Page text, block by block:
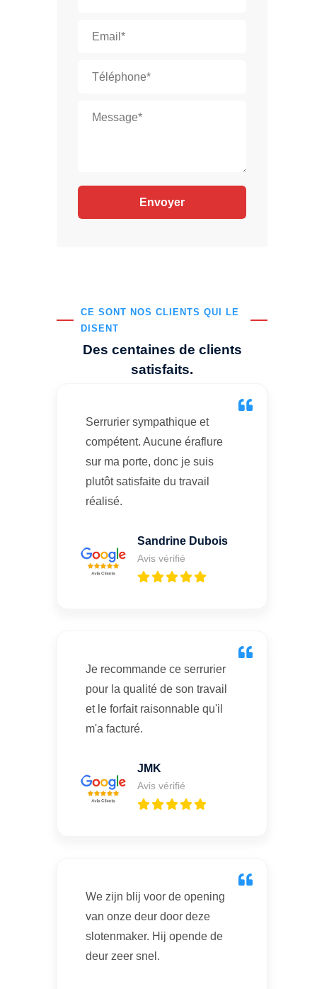
CE SONT NOS CLIENTS QUI LE
DISENT
Des centaines de clients
satisfaits.
Serrurier sympathique et
compétent. Aucune éraflure
sur ma porte, donc je suis
plutôt satisfaite du travail
réalisé.
Sandrine Dubois
Avis vérifié
Je recommande ce serrurier
pour la qualité de son travail
et le forfait raisonnable qu'il
m'a facturé.
JMK
Avis vérifié
We zijn blij voor de opening
van onze deur door deze
slotenmaker. Hij opende de
deur zeer snel.